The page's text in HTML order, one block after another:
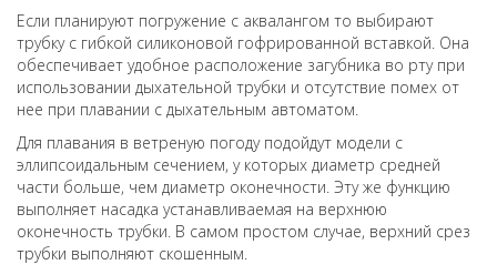
Если планируют погружение с аквалангом то выбирают
трубку с гибкой силиконовой гофрированной вставкой. Она
обеспечивает удобное расположение загубника во рту при
использовании дыхательной трубки и отсутствие помех от
нее при плавании с дыхательным автоматом.
Для плавания в ветреную погоду подойдут модели с
эллипсоидальным сечением, у которых диаметр средней
части больше, чем диаметр оконечности. Эту же функцию
выполняет насадка устанавливаемая на верхнюю
оконечность трубки. В самом простом случае, верхний срез
трубки выполняют скошенным.